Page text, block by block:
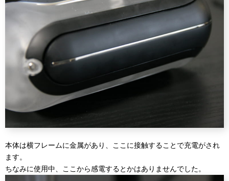
本体は横フレームに金属があり、ここに接触することで充電がされ
ます。
ちなみに使用中、ここから感電するとかはありませんでした。